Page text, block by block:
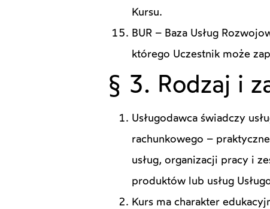
Kursu.
BUR – Baza Usług
którego Uczestnik może
§ 3. Rodzaj i
Usługodawca świadczy
rachunkowego –
usług, organizacji pracy i
produktów lub usług
Kurs ma charakter